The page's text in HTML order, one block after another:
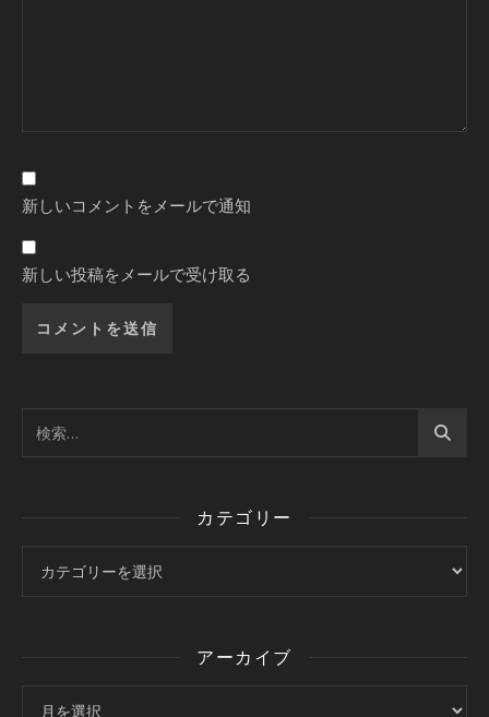
新しいコメントをメールで通知
新しい投稿をメールで受け取る
カテゴリー
アーカイブ